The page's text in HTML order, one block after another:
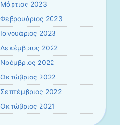
Μάρτιος 2023
Φεβρουάριος 2023
Ιανουάριος 2023
Δεκέμβριος 2022
Νοέμβριος 2022
Οκτώβριος 2022
Σεπτέμβριος 2022
Οκτώβριος 2021